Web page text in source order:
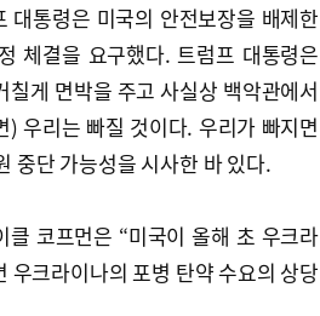
대통령은 미국의 안전보장을 배제한
체결을 요구했다. 트럼프 대통령은
게 면박을 주고 사실상 백악관에서
우리는 빠질 것이다. 우리가 빠지면
중단 가능성을 시사한 바 있다.
코프먼은 “미국이 올해 초 우크라
우크라이나의 포병 탄약 수요의 상당